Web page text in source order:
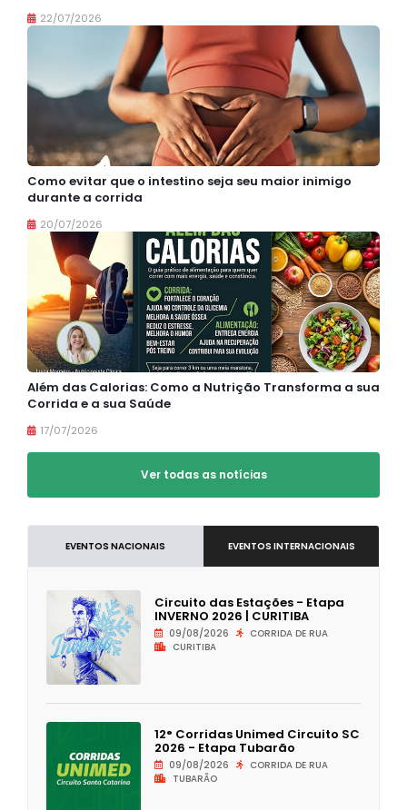
22/07/2026
Como evitar que o intestino seja seu maior inimigo
durante a corrida
20/07/2026
Além das Calorias: Como a Nutrição Transforma a sua
Corrida e a sua Saúde
17/07/2026
Ver todas as notícias
EVENTOS NACIONAIS EVENTOS INTERNACIONAIS
Circuito das Estações - Etapa
INVERNO 2026 | CURITIBA
09/08/2026
CORRIDA DE RUA
CURITIBA
12° Corridas Unimed Circuito SC
2026 - Etapa Tubarão
09/08/2026
CORRIDA DE RUA
TUBARÃO